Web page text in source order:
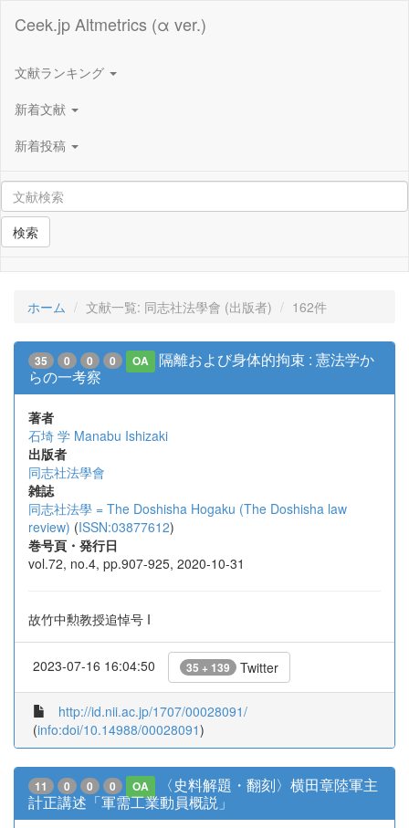
Ceek.jp Altmetrics (α ver.)
文献ランキング
新着文献
新着投稿
検索
ホーム 文献一覧: 同志社法學會 (出版者) 162件
35 0 0 0 OA
隔離および身体的拘束 : 憲法学か
らの一考察
著者
石埼 学 Manabu Ishizaki
出版者
同志社法學會
雑誌
同志社法學 = The Doshisha Hogaku (The Doshisha law
review) (ISSN:03877612)
巻号頁・発行日
vol.72, no.4, pp.907-925, 2020-10-31
故竹中勲教授追悼号 I
2023-07-16 16:04:50 35 + 139 Twitter
http://id.nii.ac.jp/1707/00028091/
(info:doi/10.14988/00028091)
11 0 0 0 OA
〈史料解題・翻刻〉横田章陸軍主
計正講述「軍需工業動員概説」